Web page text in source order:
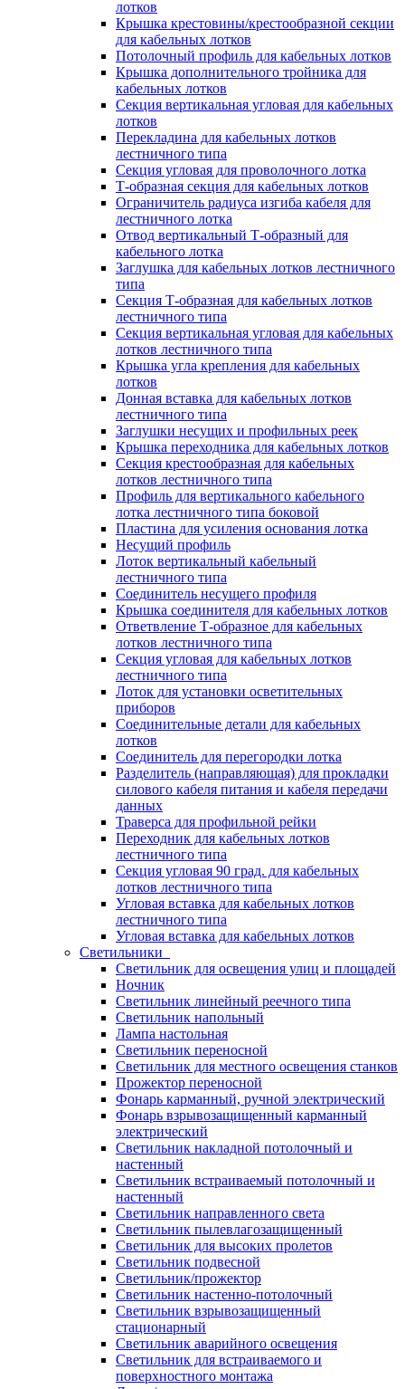
лотков
Крышка крестовины/крестообразной секции
для кабельных лотков
Потолочный профиль для кабельных лотков
Крышка дополнительного тройника для
кабельных лотков
Секция вертикальная угловая для кабельных
лотков
Перекладина для кабельных лотков
лестничного типа
Секция угловая для проволочного лотка
Т-образная секция для кабельных лотков
Ограничитель радиуса изгиба кабеля для
лестничного лотка
Отвод вертикальный Т-образный для
кабельного лотка
Заглушка для кабельных лотков лестничного
типа
Секция Т-образная для кабельных лотков
лестничного типа
Секция вертикальная угловая для кабельных
лотков лестничного типа
Крышка угла крепления для кабельных
лотков
Донная вставка для кабельных лотков
лестничного типа
Заглушки несущих и профильных реек
Крышка переходника для кабельных лотков
Секция крестообразная для кабельных
лотков лестничного типа
Профиль для вертикального кабельного
лотка лестничного типа боковой
Пластина для усиления основания лотка
Несущий профиль
Лоток вертикальный кабельный
лестничного типа
Соединитель несущего профиля
Крышка соединителя для кабельных лотков
Ответвление Т-образное для кабельных
лотков лестничного типа
Секция угловая для кабельных лотков
лестничного типа
Лоток для установки осветительных
приборов
Соединительные детали для кабельных
лотков
Соединитель для перегородки лотка
Разделитель (направляющая) для прокладки
силового кабеля питания и кабеля передачи
данных
Траверса для профильной рейки
Переходник для кабельных лотков
лестничного типа
Секция угловая 90 град. для кабельных
лотков лестничного типа
Угловая вставка для кабельных лотков
лестничного типа
Угловая вставка для кабельных лотков
Светильники
Светильник для освещения улиц и площадей
Ночник
Светильник линейный реечного типа
Светильник напольный
Лампа настольная
Светильник переносной
Светильник для местного освещения станков
Прожектор переносной
Фонарь карманный, ручной электрический
Фонарь взрывозащищенный карманный
электрический
Светильник накладной потолочный и
настенный
Светильник встраиваемый потолочный и
настенный
Светильник направленного света
Светильник пылевлагозащищенный
Светильник для высоких пролетов
Светильник подвесной
Светильник/прожектор
Светильник настенно-потолочный
Светильник взрывозащищенный
стационарный
Светильник аварийного освещения
Светильник для встраиваемого и
поверхностного монтажа